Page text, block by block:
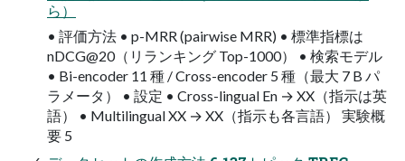
ら）
• 評価方法 • p-MRR (pairwise MRR) • 標準指標は
nDCG@20（リランキング Top-1000） • 検索モデル
• Bi-encoder 11 種 / Cross-encoder 5 種（最大 7 B パ
ラメータ） • 設定 • Cross-lingual En → XX（指示は英
語） • Multilingual XX → XX（指示も各言語） 実験概
要 5